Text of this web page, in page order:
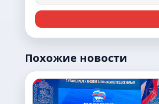
Похожие новости